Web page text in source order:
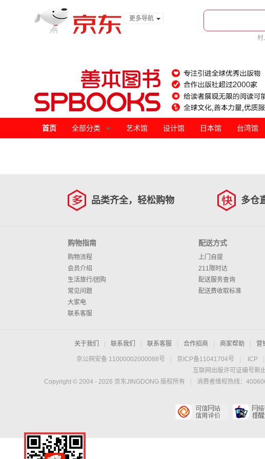
更多导航
村
首页 全部分类 艺术馆 设计馆 日本馆 台湾馆
品类齐全，轻松购物 多仓
购物指南
购物流程
会员介绍
生活旅行/团购
常见问题
大家电
联系客服
配送方式
上门自提
211限时达
配送服务查询
配送费收取标准
关于我们 联系我们 联系客服 合作招商 商家帮助 营
京公网安备 11000002000088号 京ICP备11041704号 ICP
互联网出版许可证编号新
Copyright © 2004 - 2026 京东JINGDONG 版权所有 消费者维权热线：